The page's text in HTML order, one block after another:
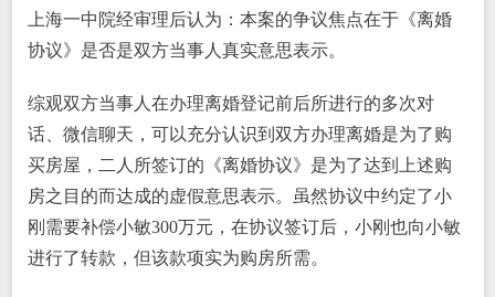
上海一中院经审理后认为：本案的争议焦点在于《离婚
协议》是否是双方当事人真实意思表示。
综观双方当事人在办理离婚登记前后所进行的多次对
话、微信聊天，可以充分认识到双方办理离婚是为了购
买房屋，二人所签订的《离婚协议》是为了达到上述购
房之目的而达成的虚假意思表示。虽然协议中约定了小
刚需要补偿小敏300万元，在协议签订后，小刚也向小敏
进行了转款，但该款项实为购房所需。